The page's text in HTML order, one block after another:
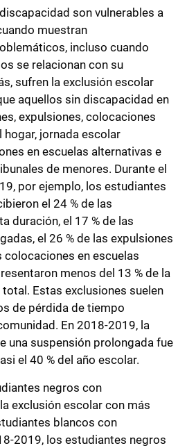
son vulnerables a
muestran
incluso cuando
se relacionan con su
sufren la exclusión escolar
aquellos sin discapacidad en
expulsiones, colocaciones
jornada escolar
en escuelas alternativas e
de menores. Durante el
por ejemplo, los estudiantes
el 24 % de las
duración, el 17 % de las
el 26 % de las expulsiones
colocaciones en escuelas
menos del 13 % de la
Estas exclusiones suelen
de pérdida de tiempo
En 2018-2019, la
una suspensión prolongada fue
el 40 % del año escolar.
negros con
exclusión escolar con más
blancos con
2019, los estudiantes negros